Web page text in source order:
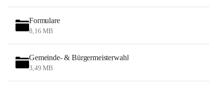
Formulare
8,16 MB
Gemeinde- & Bürgermeisterwahl
3,49 MB